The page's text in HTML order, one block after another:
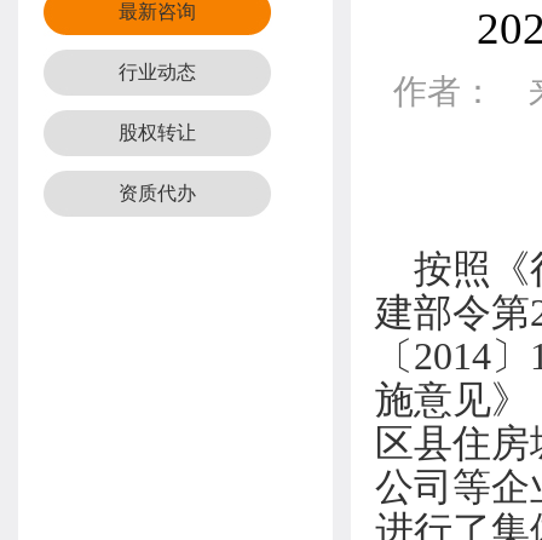
最新咨询
行业动态
股权转让
资质代办
作者：
按照《
建部令第
〔2014
施意见》
区县住
公司等企
进行了集